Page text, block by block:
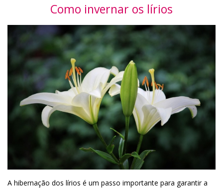
Como invernar os lírios
A hibernação dos lírios é um passo importante para garantir a